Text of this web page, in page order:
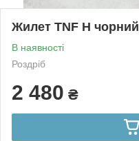
Жилет TNF Н чорний
В наявності
Роздріб
2 480 ₴